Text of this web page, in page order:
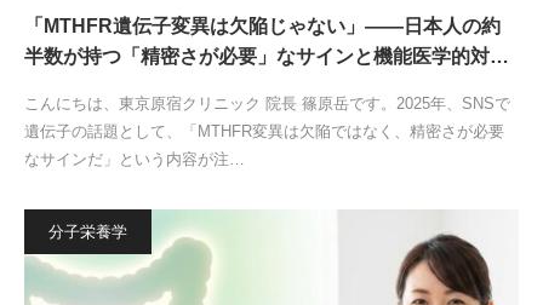
「MTHFR遺伝子変異は欠陥じゃない」——日本人の約
半数が持つ「精密さが必要」なサインと機能医学的対…
こんにちは、東京原宿クリニック 院長 篠原岳です。2025年、SNSで
遺伝子の話題として、「MTHFR変異は欠陥ではなく、精密さが必要
なサインだ」という内容が注…
分子栄養学